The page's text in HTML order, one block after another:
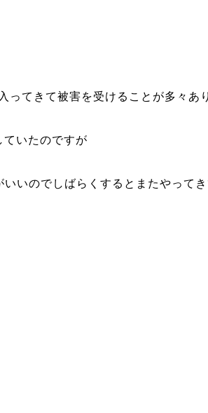
てきて被害を受けることが多々あ
いたのですが
いのでしばらくするとまたやってき